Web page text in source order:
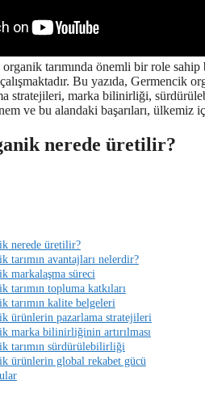
tarımında önemli bir role
Bu yazıda, Germencik
stratejileri, marka bilinirliği,
ve bu alandaki başarıları, ülkemiz
nerede üretilir?
nerede üretilir?
tarımın avantajları nelerdir?
markalaşma süreci
tarımın topluma katkıları
tarımın kalite belgeleri
ürünlerin pazarlama stratejileri
marka bilinirliğinin artırılması
tarımın sürdürülebilirliği
ürünlerin global rekabet gücü